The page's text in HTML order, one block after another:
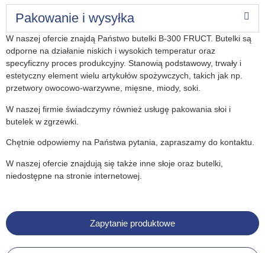
Pakowanie i wysyłka
W naszej ofercie znajdą Państwo butelki B-300 FRUCT. Butelki są
odporne na działanie niskich i wysokich temperatur oraz
specyficzny proces produkcyjny. Stanowią podstawowy, trwały i
estetyczny element wielu artykułów spożywczych, takich jak np.
przetwory owocowo-warzywne, mięsne, miody, soki.
W naszej firmie świadczymy również usługę pakowania słoi i
butelek w zgrzewki.
Chętnie odpowiemy na Państwa pytania, zapraszamy do kontaktu.
W naszej ofercie znajdują się także inne słoje oraz butelki,
niedostępne na stronie internetowej.
Zapytanie produktowe